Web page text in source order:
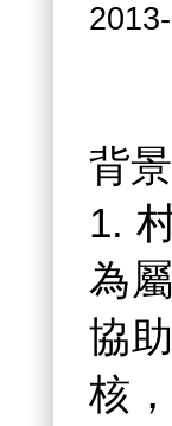
背景
1.
為
協
核